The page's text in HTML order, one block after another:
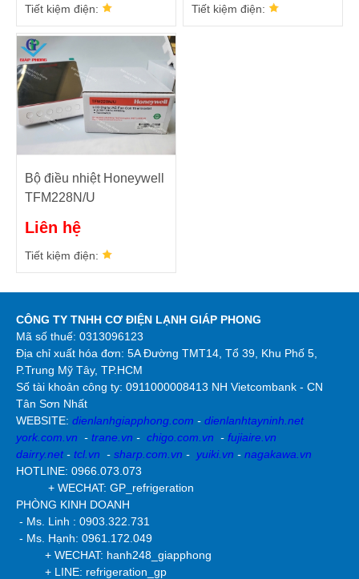
Tiết kiệm điện: Tiết kiệm điện:
Bộ điều nhiệt Honeywell
TFM228N/U
Liên hệ
Tiết kiệm điện:
CÔNG TY TNHH CƠ ĐIỆN LẠNH GIÁP PHONG
Mã số thuế: 0313096123
Địa chỉ xuất hóa đơn: 5A Đường TMT14, Tổ 39, Khu Phố 5,
P.Trung Mỹ Tây, TP.HCM
Số tài khoản công ty: 0911000008413 NH Vietcombank - CN
Tân Sơn Nhất
WEBSITE: dienlanhgiapphong.com - dienlanhtayninh.net
york.com.vn - trane.vn - chigo.com.vn - fujiaire.vn
dairry.net- tcl.vn - sharp.com.vn - yuiki.vn - nagakawa.vn
HOTLINE: 0966.073.073
+ WECHAT: GP_refrigeration
PHÒNG KINH DOANH
- Ms. Linh : 0903.322.731
- Ms. Hạnh: 0961.172.049
+ WECHAT: hanh248_giapphong
+ LINE: refrigeration_gp